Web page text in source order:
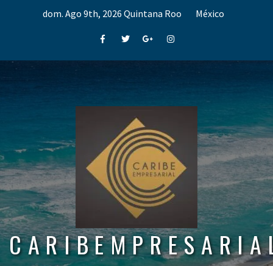
dom. Ago 9th, 2026 Quintana Roo México
FacebookTwitterGoogle+Instagram